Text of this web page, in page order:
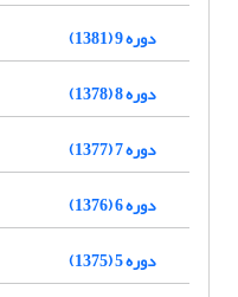
دوره 9 (1381)
دوره 8 (1378)
دوره 7 (1377)
دوره 6 (1376)
دوره 5 (1375)